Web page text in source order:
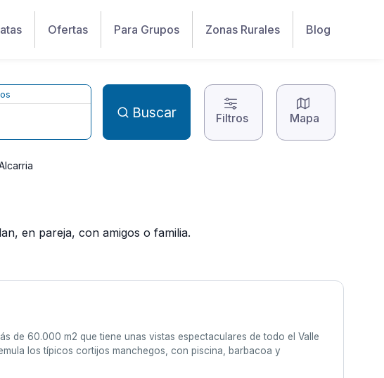
Ofertas Para Grupos Zonas Rurales Blog
Buscar Filtros Mapa
en pareja, con amigos o familia.
de 60.000 m2 que tiene unas vistas espectaculares de todo el Valle
los típicos cortijos manchegos, con piscina, barbacoa y